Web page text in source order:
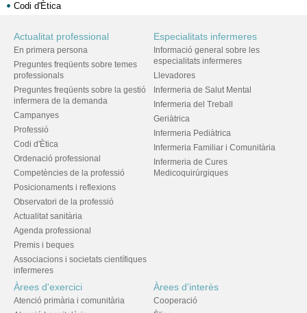
Codi d'Ètica
Actualitat professional
En primera persona
Preguntes freqüents sobre temes
professionals
Preguntes freqüents sobre la gestió
infermera de la demanda
Campanyes
Professió
Codi d'Ètica
Ordenació professional
Competències de la professió
Posicionaments i reflexions
Observatori de la professió
Actualitat sanitària
Agenda professional
Premis i beques
Associacions i societats científiques
infermeres
Especialitats infermeres
Informació general sobre les
especialitats infermeres
Llevadores
Infermeria de Salut Mental
Infermeria del Treball
Geriàtrica
Infermeria Pediàtrica
Infermeria Familiar i Comunitària
Infermeria de Cures
Medicoquirúrgiques
Àrees d'exercici
Atenció primària i comunitària
Àrees d'interès
Cooperació